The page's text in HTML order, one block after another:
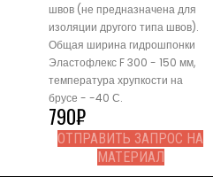
швов (не предназначена для
изоляции другого типа швов).
Общая ширина гидрошпонки
Эластофлекс F 300 - 150 мм,
температура хрупкости на
брусе - -40 С.
790₽
ОТПРАВИТЬ ЗАПРОС НА
МАТЕРИАЛ